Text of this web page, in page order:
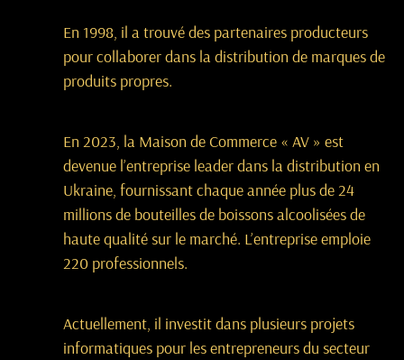
En 1998, il a trouvé des partenaires producteurs
pour collaborer dans la distribution de marques de
produits propres.
En 2023, la Maison de Commerce « AV » est
devenue l’entreprise leader dans la distribution en
Ukraine, fournissant chaque année plus de 24
millions de bouteilles de boissons alcoolisées de
haute qualité sur le marché. L’entreprise emploie
220 professionnels.
Actuellement, il investit dans plusieurs projets
informatiques pour les entrepreneurs du secteur